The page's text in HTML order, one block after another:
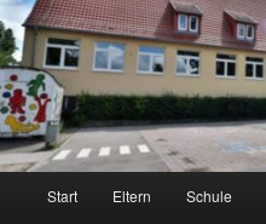
Start Eltern Schule